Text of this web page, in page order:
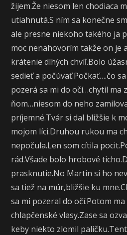
žijem.Že niesom len chodiaca
utiahnutá.S ním sa konečne
ale presne niekoho takého ja
moc nenahovorím takže on je
krátenie dlhých chvíľ.Bolo
sedieť a počúvať.Počkať….čo
pozerá sa mi do očí…chytil ma
ňom…niesom do neho
príjemné.Tvár si dal bližšie k
mojom líci.Druhou rukou ma
nepočula.Len som cítila
rád.Všade bolo hrobové
prasknutie.No Martin si ho
sa tiež na múr,bližšie ku
sa mi pozeral do očí.Potom
chlapčenské vlasy.Zase sa
keby niekto zlomil